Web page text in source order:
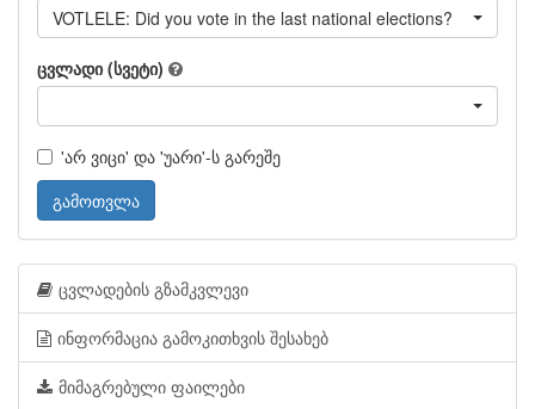
VOTLELE: Did you vote in the last national elections?
ცვლადი (სვეტი)
'არ ვიცი' და 'უარი'-ს გარეშე
გამოთვლა
ცვლადების გზამკვლევი
ინფორმაცია გამოკითხვის შესახებ
მიმაგრებული ფაილები